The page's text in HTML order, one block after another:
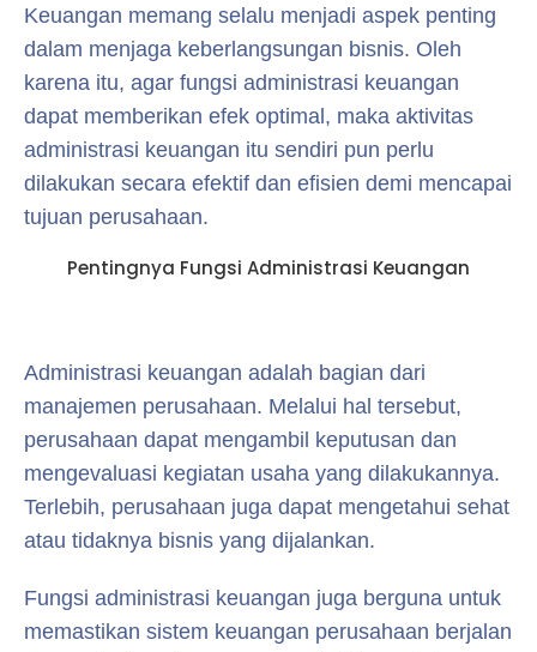
Keuangan memang selalu menjadi aspek penting
dalam menjaga keberlangsungan bisnis. Oleh
karena itu, agar fungsi administrasi keuangan
dapat memberikan efek optimal, maka aktivitas
administrasi keuangan itu sendiri pun perlu
dilakukan secara efektif dan efisien demi mencapai
tujuan perusahaan.
Pentingnya Fungsi Administrasi Keuangan
Administrasi keuangan adalah bagian dari
manajemen perusahaan. Melalui hal tersebut,
perusahaan dapat mengambil keputusan dan
mengevaluasi kegiatan usaha yang dilakukannya.
Terlebih, perusahaan juga dapat mengetahui sehat
atau tidaknya bisnis yang dijalankan.
Fungsi administrasi keuangan juga berguna untuk
memastikan sistem keuangan perusahaan berjalan